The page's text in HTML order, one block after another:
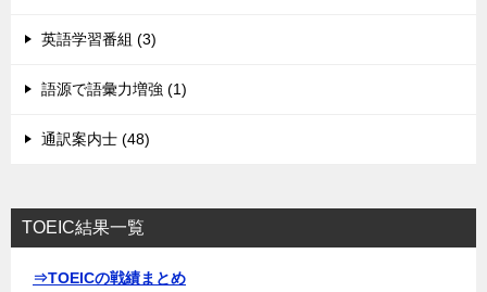
英語学習番組 (3)
語源で語彙力増強 (1)
通訳案内士 (48)
TOEIC結果一覧
⇒TOEICの戦績まとめ